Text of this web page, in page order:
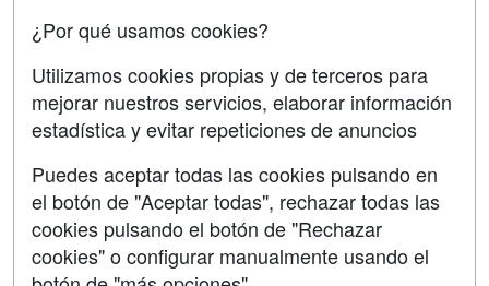
Copyleft
Grupo formazion:
¿Por qué usamos cookies?
Utilizamos cookies propias y de terceros para
mejorar nuestros servicios, elaborar información
estadística y evitar repeticiones de anuncios
Puedes aceptar todas las cookies pulsando en
el botón de "Aceptar todas", rechazar todas las
cookies pulsando el botón de "Rechazar
cookies" o configurar manualmente usando el